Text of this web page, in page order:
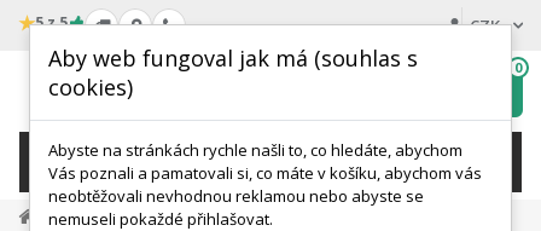
★5 z 5 CZK
wishlist
0
KATEGORIE
Anatomické Modely
Modely Nervové Soustavy
Aby web fungoval jak má (souhlas s
cookies)
Abyste na stránkách rychle našli to, co hledáte, abychom
Vás poznali a pamatovali si, co máte v košíku, abychom vás
neobtěžovali nevhodnou reklamou nebo abyste se
nemuseli pokaždé přihlašovat.